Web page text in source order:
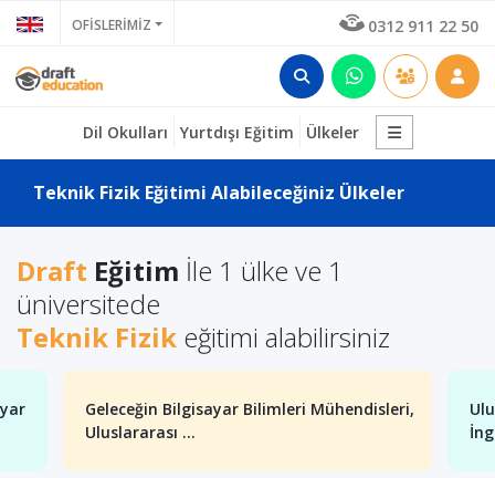
OFİSLERİMİZ 0312 911 22 50
Dil Okulları Yurtdışı Eğitim Ülkeler
Teknik Fizik Eğitimi Alabileceğiniz Ülkeler
Draft Eğitim İle 1 ülke ve 1
üniversitede
Teknik Fizik eğitimi alabilirsiniz
Geleceğin Bilgisayar Bilimleri Mühendisleri,
Uluslararası ...